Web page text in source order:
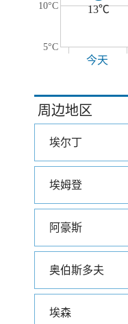
10°C
5°C
13℃
今天
周边地区
埃尔丁
埃姆登
阿豪斯
奥伯斯多夫
埃森